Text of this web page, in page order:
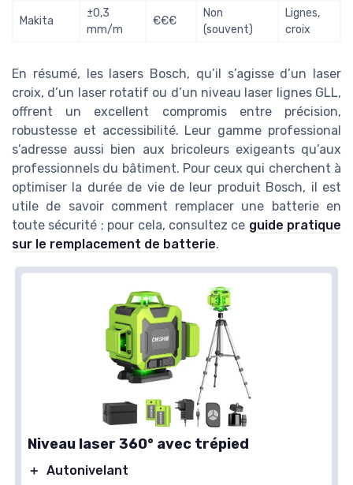
Makita
±0,3
mm/m
€€€
Non
(souvent)
Lignes,
croix
En résumé, les lasers Bosch, qu’il s’agisse d’un laser
croix, d’un laser rotatif ou d’un niveau laser lignes GLL,
offrent un excellent compromis entre précision,
robustesse et accessibilité. Leur gamme professional
s’adresse aussi bien aux bricoleurs exigeants qu’aux
professionnels du bâtiment. Pour ceux qui cherchent à
optimiser la durée de vie de leur produit Bosch, il est
utile de savoir comment remplacer une batterie en
toute sécurité ; pour cela, consultez ce guide pratique
sur le remplacement de batterie.
Niveau laser 360° avec trépied
＋ Autonivelant